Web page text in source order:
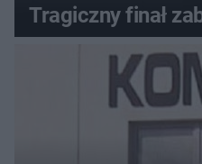
Tragiczny finał